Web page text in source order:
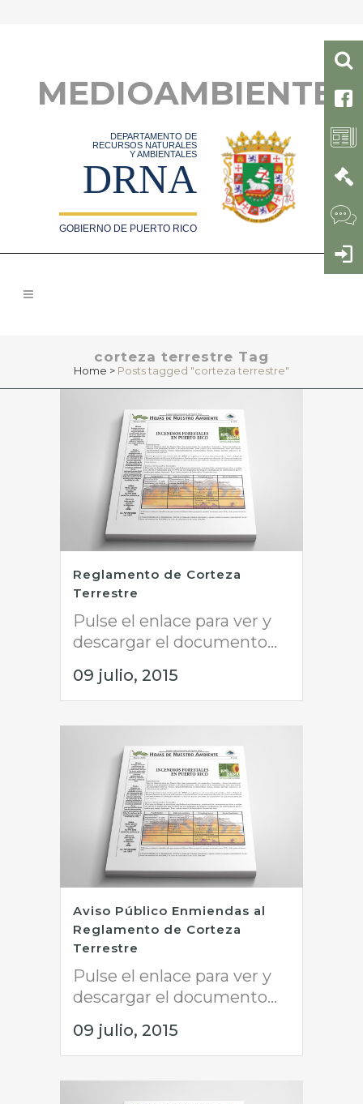
MEDIOAMBIENTE
DEPARTAMENTO DE
RECURSOS NATURALES
Y AMBIENTALES
DRNA
GOBIERNO DE PUERTO RICO
corteza terrestre Tag
Home > Posts tagged "corteza terrestre"
Reglamento de Corteza
Terrestre
Pulse el enlace para ver y
descargar el documento...
09 julio, 2015
Aviso Público Enmiendas al
Reglamento de Corteza
Terrestre
Pulse el enlace para ver y
descargar el documento...
09 julio, 2015